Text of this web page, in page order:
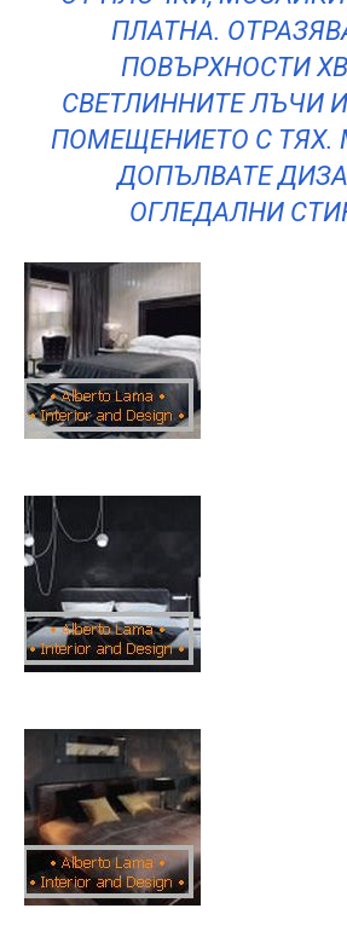
ПЛАТНА.
ПОВЪРХНОСТИ
СВЕТЛИННИТЕ ЛЪЧИ
ПОМЕЩЕНИЕТО С ТЯХ.
ДОПЪЛВАТЕ
ОГЛЕДАЛНИ